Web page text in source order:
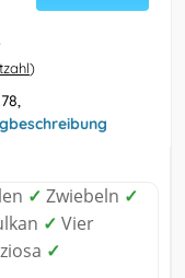
)
✓ Zwiebeln ✓
✓ Vier
✓